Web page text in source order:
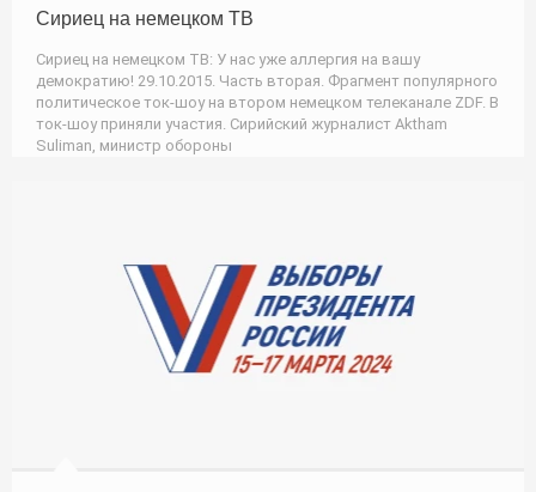
Сириец на немецком ТВ
Сириец на немецком ТВ: У нас уже аллергия на вашу
демократию! 29.10.2015. Часть вторая. Фрагмент популярного
политическое ток-шоу на втором немецком телеканале ZDF. В
ток-шоу приняли участия. Сирийский журналист Aktham
Suliman, министр обороны